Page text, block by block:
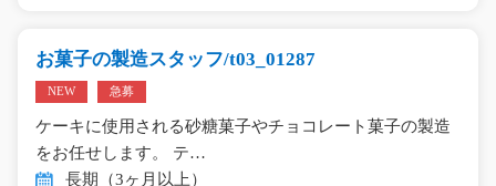
お菓子の製造スタッフ/t03_01287
NEW 急募
ケーキに使用される砂糖菓子やチョコレート菓子の製造
をお任せします。 テ…
長期（3ヶ月以上）